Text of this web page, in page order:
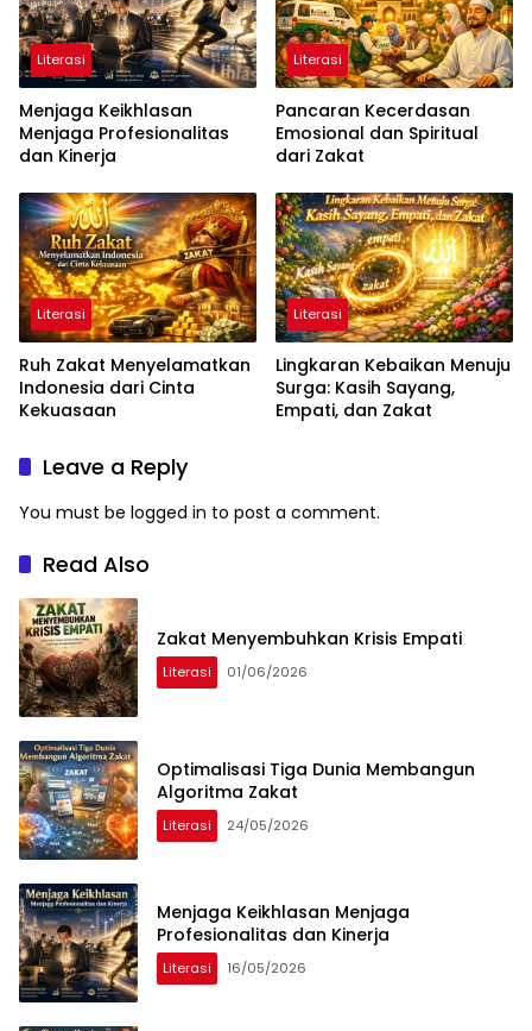
Literasi
Menjaga Keikhlasan
Menjaga Profesionalitas
dan Kinerja
Literasi
Pancaran Kecerdasan
Emosional dan Spiritual
dari Zakat
Literasi
Ruh Zakat Menyelamatkan
Indonesia dari Cinta
Kekuasaan
Literasi
Lingkaran Kebaikan Menuju
Surga: Kasih Sayang,
Empati, dan Zakat
Leave a Reply
You must be logged in to post a comment.
Read Also
Zakat Menyembuhkan Krisis Empati
Literasi 01/06/2026
Optimalisasi Tiga Dunia Membangun
Algoritma Zakat
Literasi 24/05/2026
Menjaga Keikhlasan Menjaga
Profesionalitas dan Kinerja
Literasi 16/05/2026